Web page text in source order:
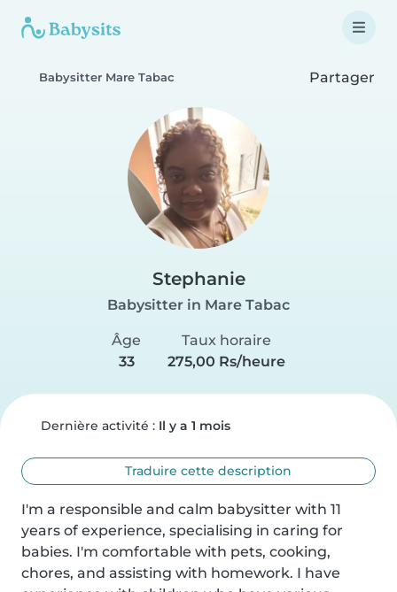
Babysitter Mare Tabac Partager
Stephanie
Babysitter in Mare Tabac
Âge
33
Taux horaire
275,00 Rs/heure
Dernière activité : Il y a 1 mois
Traduire cette description
I'm a responsible and calm babysitter with 11
years of experience, specialising in caring for
babies. I'm comfortable with pets, cooking,
chores, and assisting with homework. I have